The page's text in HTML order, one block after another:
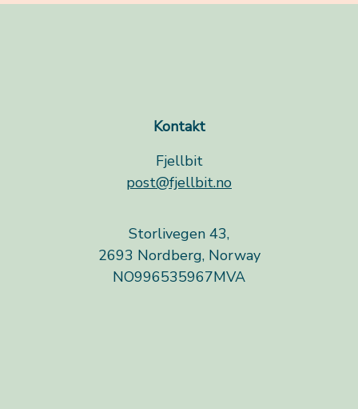
Kontakt
Fjellbit
post@fjellbit.no
Storlivegen 43,
2693 Nordberg, Norway
NO996535967MVA